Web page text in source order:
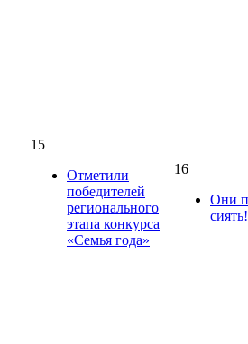
15
Отметили
победителей
регионального
этапа конкурса
«Семья года»
16
Они
сиять!